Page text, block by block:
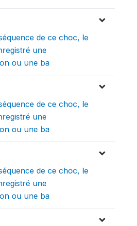
de ce choc, le
une
ou une ba
de ce choc, le
une
ou une ba
de ce choc, le
une
ou une ba